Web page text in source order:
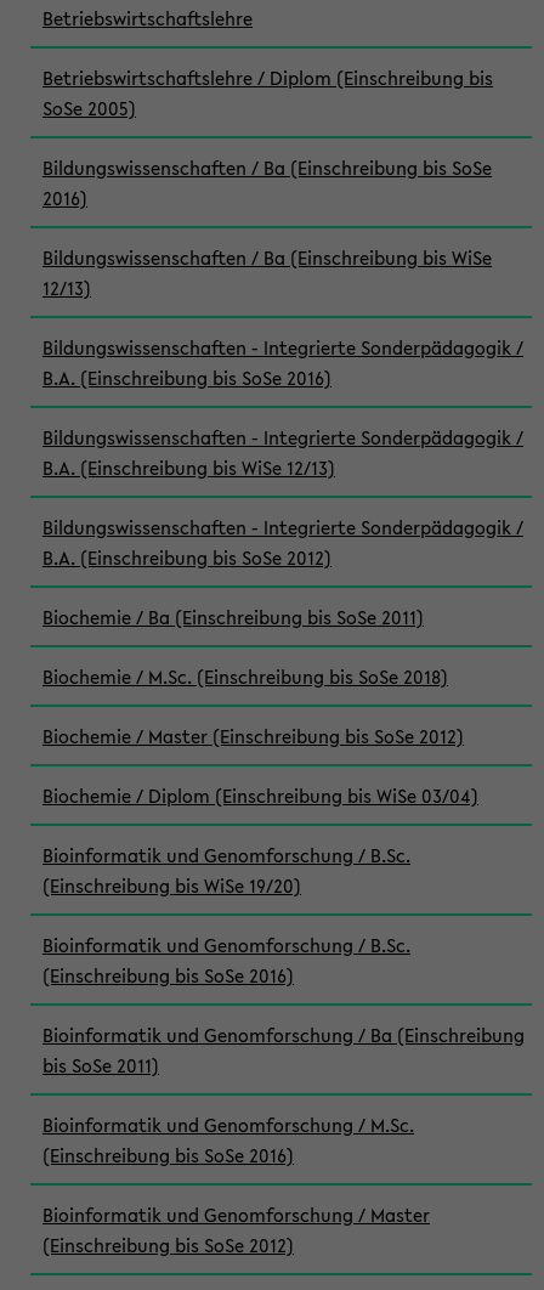
Betriebswirtschaftslehre
Betriebswirtschaftslehre / Diplom (Einschreibung bis
SoSe 2005)
Bildungswissenschaften / Ba (Einschreibung bis SoSe
2016)
Bildungswissenschaften / Ba (Einschreibung bis WiSe
12/13)
Bildungswissenschaften - Integrierte Sonderpädagogik /
B.A. (Einschreibung bis SoSe 2016)
Bildungswissenschaften - Integrierte Sonderpädagogik /
B.A. (Einschreibung bis WiSe 12/13)
Bildungswissenschaften - Integrierte Sonderpädagogik /
B.A. (Einschreibung bis SoSe 2012)
Biochemie / Ba (Einschreibung bis SoSe 2011)
Biochemie / M.Sc. (Einschreibung bis SoSe 2018)
Biochemie / Master (Einschreibung bis SoSe 2012)
Biochemie / Diplom (Einschreibung bis WiSe 03/04)
Bioinformatik und Genomforschung / B.Sc.
(Einschreibung bis WiSe 19/20)
Bioinformatik und Genomforschung / B.Sc.
(Einschreibung bis SoSe 2016)
Bioinformatik und Genomforschung / Ba (Einschreibung
bis SoSe 2011)
Bioinformatik und Genomforschung / M.Sc.
(Einschreibung bis SoSe 2016)
Bioinformatik und Genomforschung / Master
(Einschreibung bis SoSe 2012)